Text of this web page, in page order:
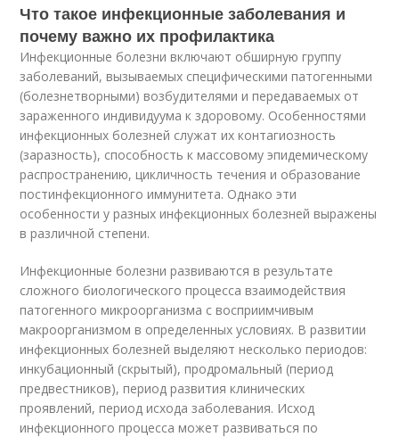
Что такое инфекционные заболевания и
почему важно их профилактика
Инфекционные болезни включают обширную группу
заболеваний, вызываемых специфическими патогенными
(болезнетворными) возбудителями и передаваемых от
зараженного индивидуума к здоровому. Особенностями
инфекционных болезней служат их контагиозность
(заразность), способность к массовому эпидемическому
распространению, цикличность течения и образование
постинфекционного иммунитета. Однако эти
особенности у разных инфекционных болезней выражены
в различной степени.
Инфекционные болезни развиваются в результате
сложного биологического процесса взаимодействия
патогенного микроорганизма с восприимчивым
макроорганизмом в определенных условиях. В развитии
инфекционных болезней выделяют несколько периодов:
инкубационный (скрытый), продромальный (период
предвестников), период развития клинических
проявлений, период исхода заболевания. Исход
инфекционного процесса может развиваться по